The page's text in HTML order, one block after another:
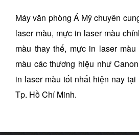
Máy văn phòng Á Mỹ chuyên
laser màu, mực in laser màu
màu thay thế, mực in laser
màu các thương hiệu như
in laser màu tốt nhất hiện nay
Tp. Hồ Chí Minh.